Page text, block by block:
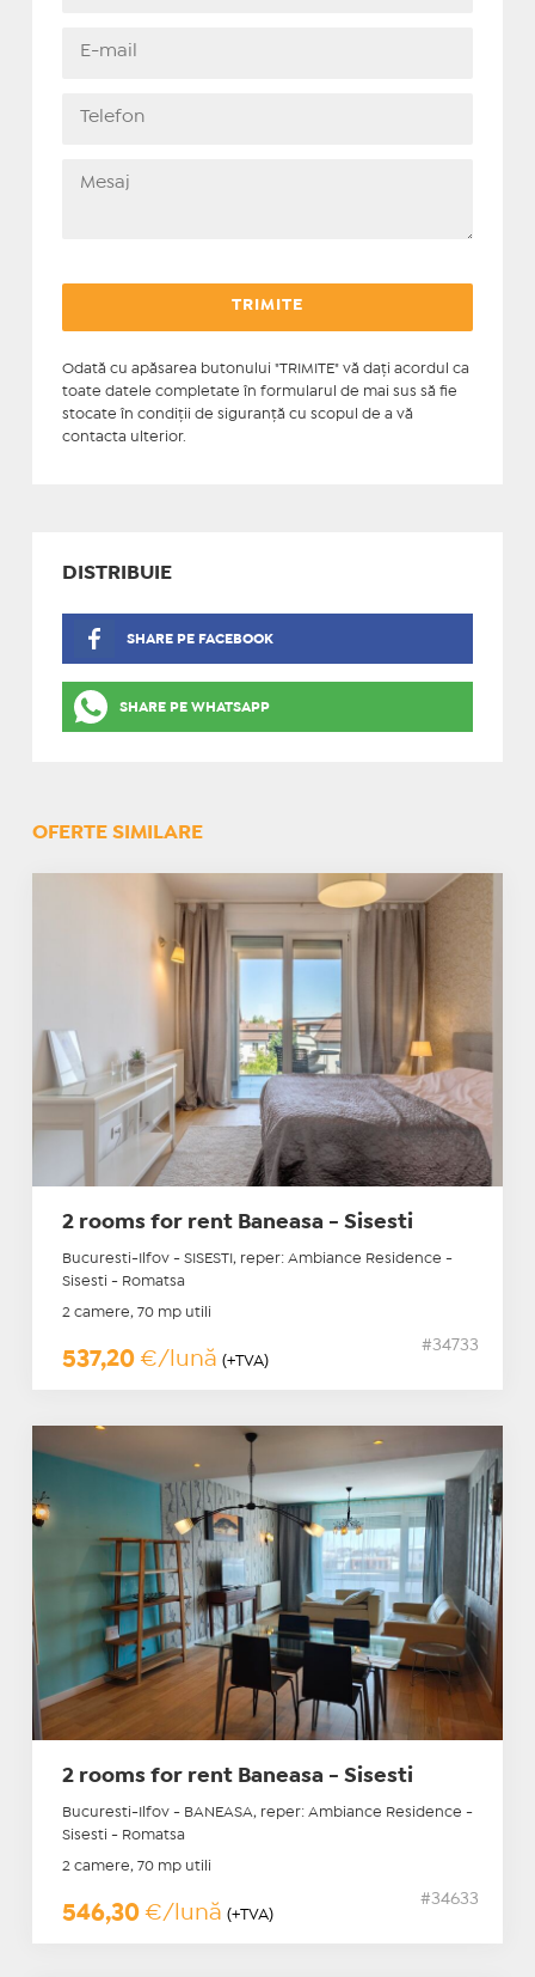
Odată cu apăsarea butonului "TRIMITE" vă daţi acordul ca
toate datele completate în formularul de mai sus să fie
stocate în condiţii de siguranţă cu scopul de a vă
contacta ulterior.
DISTRIBUIE
SHARE PE FACEBOOK
SHARE PE WHATSAPP
OFERTE SIMILARE
2 rooms for rent Baneasa - Sisesti
Bucuresti-Ilfov - SISESTI, reper: Ambiance Residence -
Sisesti - Romatsa
2 camere, 70 mp utili
537,20 €/lună (+TVA)
#34733
2 rooms for rent Baneasa - Sisesti
Bucuresti-Ilfov - BANEASA, reper: Ambiance Residence -
Sisesti - Romatsa
2 camere, 70 mp utili
546,30 €/lună (+TVA)
#34633